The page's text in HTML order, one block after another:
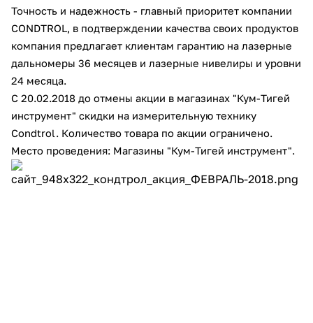
Точность и надежность - главный приоритет компании
CONDTROL, в подтверждении качества своих продуктов
компания предлагает клиентам гарантию на лазерные
дальномеры 36 месяцев и лазерные нивелиры и уровни
24 месяца.
С 20.02.2018 до отмены акции в магазинах "Кум-Тигей
инструмент" скидки на измерительную технику
Condtrol. Количество товара по акции ограничено.
Место проведения: Магазины "Кум-Тигей инструмент".
Оплачивайте сегодня только
25% картой любого банка
Получайте товар
выбранный способом
Оставшиеся75 % будут
с вашей карты